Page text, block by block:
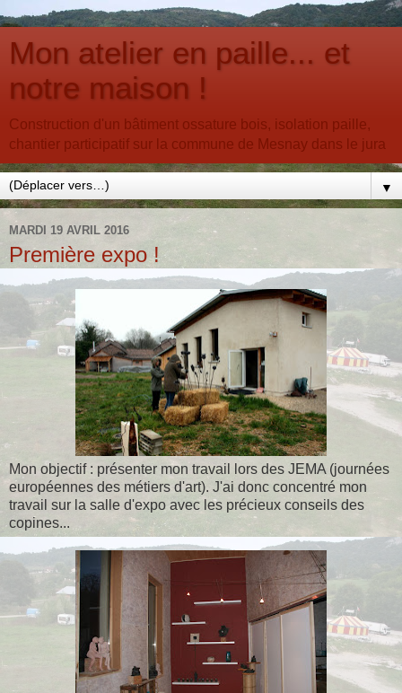
Mon atelier en paille... et
notre maison !
Construction d'un bâtiment ossature bois, isolation paille,
chantier participatif sur la commune de Mesnay dans le jura
▼
MARDI 19 AVRIL 2016
Première expo !
Mon objectif : présenter mon travail lors des JEMA (journées
européennes des métiers d'art). J'ai donc concentré mon
travail sur la salle d'expo avec les précieux conseils des
copines...